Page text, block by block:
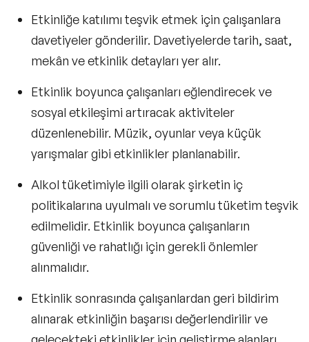
Etkinliğe katılımı teşvik etmek için çalışanlara
davetiyeler gönderilir. Davetiyelerde tarih, saat,
mekân ve etkinlik detayları yer alır.
Etkinlik boyunca çalışanları eğlendirecek ve
sosyal etkileşimi artıracak aktiviteler
düzenlenebilir. Müzik, oyunlar veya küçük
yarışmalar gibi etkinlikler planlanabilir.
Alkol tüketimiyle ilgili olarak şirketin iç
politikalarına uyulmalı ve sorumlu tüketim teşvik
edilmelidir. Etkinlik boyunca çalışanların
güvenliği ve rahatlığı için gerekli önlemler
alınmalıdır.
Etkinlik sonrasında çalışanlardan geri bildirim
alınarak etkinliğin başarısı değerlendirilir ve